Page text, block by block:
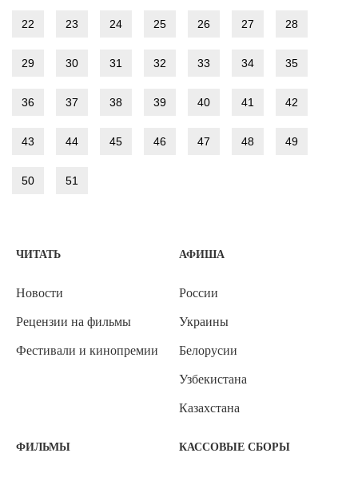
22 23 24 25 26 27 28
29 30 31 32 33 34 35
36 37 38 39 40 41 42
43 44 45 46 47 48 49
50 51
ЧИТАТЬ
Новости
Рецензии на фильмы
Фестивали и кинопремии
АФИША
России
Украины
Белорусии
Узбекистана
Казахстана
ФИЛЬМЫ КАССОВЫЕ СБОРЫ